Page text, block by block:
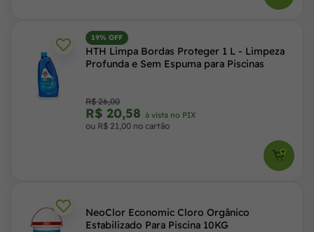
19% OFF
HTH Limpa Bordas Proteger 1 L - Limpeza
Profunda e Sem Espuma para Piscinas
R$ 26,00
R$ 20,58 à vista no PIX
ou R$ 21,00 no cartão
NeoClor Economic Cloro Orgânico
Estabilizado Para Piscina 10KG